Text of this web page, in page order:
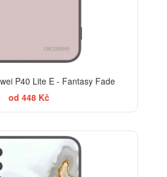
P40 Lite E - Fantasy Fade
od 448 Kč